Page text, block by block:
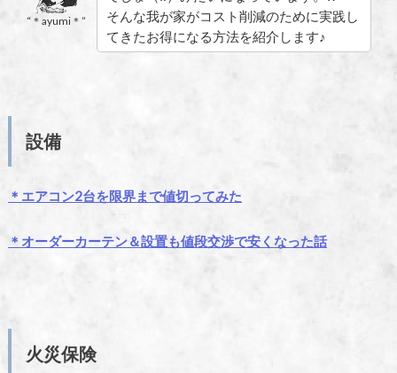
“＊ayumi＊”
そんな我が家がコスト削減のために実践し
てきたお得になる方法を紹介します♪
設備
＊エアコン2台を限界まで値切ってみた
＊オーダーカーテン＆設置も値段交渉で安くなった話
火災保険